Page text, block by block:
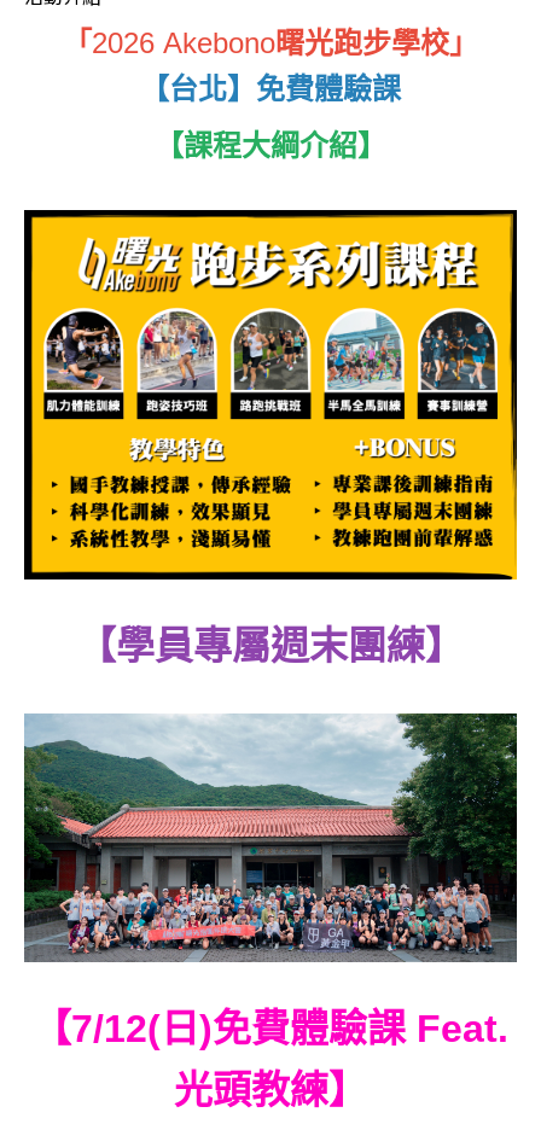
「 2026 Akebono曙光跑步學校」
【台北】免費體驗課
【課程大綱介紹】
【學員專屬週末團練】
【7/12(日)免費體驗課 Feat.
光頭教練】